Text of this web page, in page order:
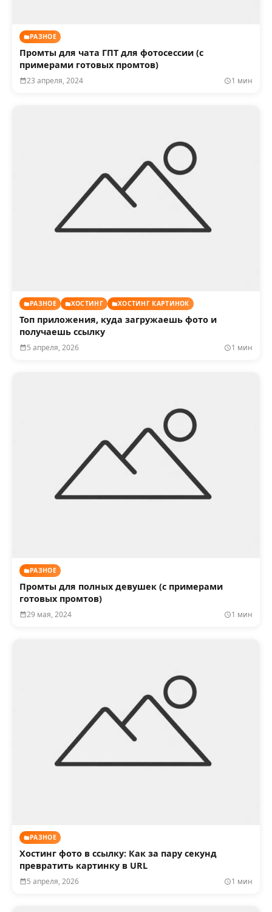
РАЗНОЕ
Промты для чата ГПТ для фотосессии (с
примерами готовых промтов)
23 апреля, 2024 1 мин
РАЗНОЕ ХОСТИНГ ХОСТИНГ КАРТИНОК
Топ приложения, куда загружаешь фото и
получаешь ссылку
5 апреля, 2026 1 мин
РАЗНОЕ
Промты для полных девушек (с примерами
готовых промтов)
29 мая, 2024 1 мин
РАЗНОЕ
Хостинг фото в ссылку: Как за пару секунд
превратить картинку в URL
5 апреля, 2026 1 мин